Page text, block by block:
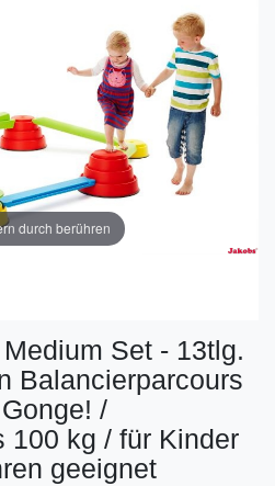
durch berühren
Medium Set - 13tlg.
Balancierparcours
/
100 kg / für Kinder
geeignet